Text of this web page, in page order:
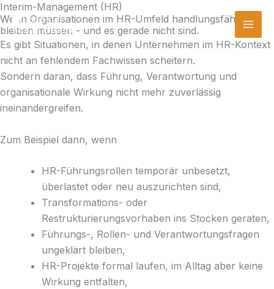
Zum
Inhalt
springen
Main
Interim-Management (HR)
Wenn Organisationen im HR-Umfeld handlungsfähig
bleiben müssen - und es gerade nicht sind.
Es gibt Situationen, in denen Unternehmen im HR-Kontext
nicht an fehlendem Fachwissen scheitern.
Sondern daran, dass Führung, Verantwortung und
organisationale Wirkung nicht mehr zuverlässig
ineinandergreifen.
Zum Beispiel dann, wenn
HR-Führungsrollen temporär unbesetzt,
überlastet oder neu auszurichten sind,
Transformations- oder
Restrukturierungsvorhaben ins Stocken geraten,
Führungs-, Rollen- und Verantwortungsfragen
ungeklärt bleiben,
HR-Projekte formal laufen, im Alltag aber keine
Wirkung entfalten,